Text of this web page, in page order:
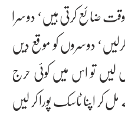
ضائع کرتی ہیں‘ دوسرا
دوسروں کو موقع دیں
تو اس میں کوئی حرج
اپنا ٹاسک پورا کر لیں